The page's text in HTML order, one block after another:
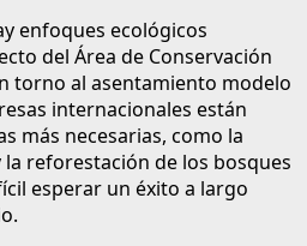
enfoques ecológicos
del Área de Conservación
torno al asentamiento modelo
internacionales están
más necesarias, como la
reforestación de los bosques
esperar un éxito a largo